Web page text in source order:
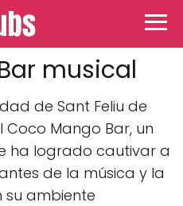
musical
de Sant Feliu de
Coco Mango Bar, un
ha logrado cautivar a
de la música y la
ambiente